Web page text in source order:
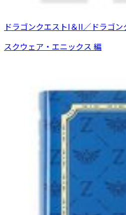
ドラゴンクエストI＆II／ドラゴ
スクウェア・エニックス 編